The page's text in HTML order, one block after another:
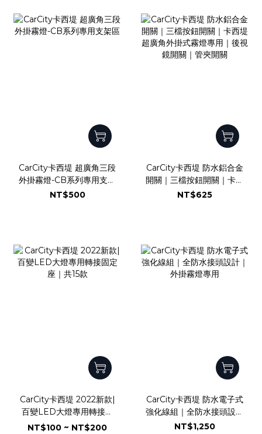
CarCity卡西堤 超廣角三段
外掛霧燈-CB系列專用支架
區
NT$500
CarCity卡西堤 防水鋁合金
開關｜三檔按鈕開關｜卡西
堤超廣角外掛式霧燈專用｜
NT$625
CarCity卡西堤 2022新款|
百變LED大燈專用轉接固
定座｜共15款
NT$100 ~ NT$200
CarCity卡西堤 防水電子式
強化線組｜全防水接頭設計
｜外掛霧燈專用
NT$1,250